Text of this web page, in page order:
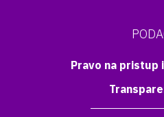
Pravo na pristup